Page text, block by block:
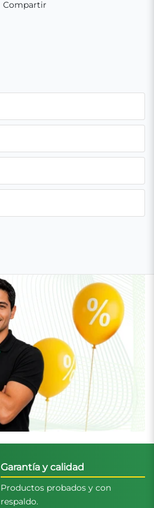
Compartir
Garantía y calidad
Productos probados y con
respaldo.